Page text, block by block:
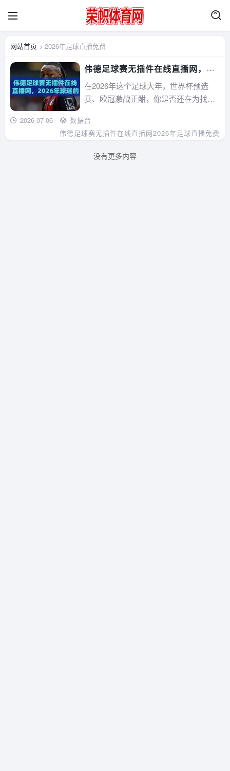
网站首页 > 2026年足球直播免费
伟德足球赛无插件在线直播网，
2026年球迷的观赛新选择！
在2026年这个足球大年，世界杯预选
赛、欧冠激战正酣，你是否还在为找不
疼？伟德足球赛无插件在线直播网凭借
其极速加载、零广告干扰和全赛事覆
将从实际体验出发，深挖它的独特优
2026-07-06
数据台
伟德足球赛无插件在线直播网2026年足球直播免费
没有更多内容